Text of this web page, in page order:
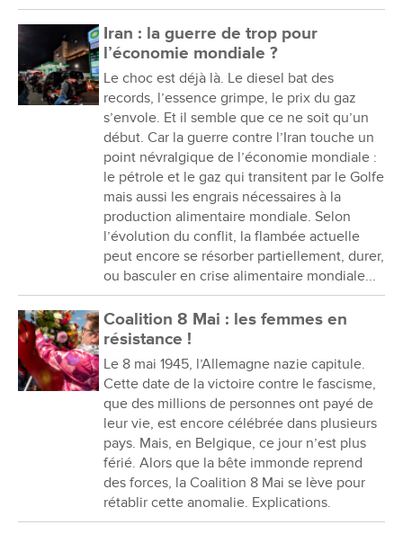
Iran : la guerre de trop pour
l’économie mondiale ?
Le choc est déjà là. Le diesel bat des
records, l’essence grimpe, le prix du gaz
s’envole. Et il semble que ce ne soit qu’un
début. Car la guerre contre l’Iran touche un
point névralgique de l’économie mondiale :
le pétrole et le gaz qui transitent par le Golfe
mais aussi les engrais nécessaires à la
production alimentaire mondiale. Selon
l’évolution du conflit, la flambée actuelle
peut encore se résorber partiellement, durer,
ou basculer en crise alimentaire mondiale...
Coalition 8 Mai : les femmes en
résistance !
Le 8 mai 1945, l’Allemagne nazie capitule.
Cette date de la victoire contre le fascisme,
que des millions de personnes ont payé de
leur vie, est encore célébrée dans plusieurs
pays. Mais, en Belgique, ce jour n’est plus
férié. Alors que la bête immonde reprend
des forces, la Coalition 8 Mai se lève pour
rétablir cette anomalie. Explications.